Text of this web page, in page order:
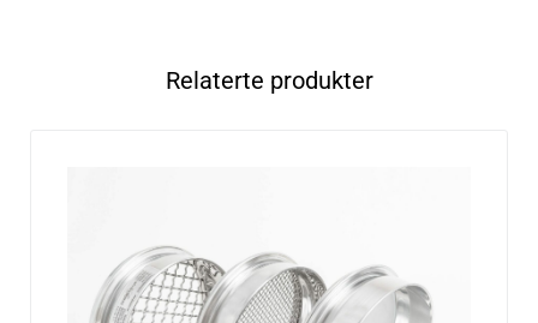
Relaterte produkter